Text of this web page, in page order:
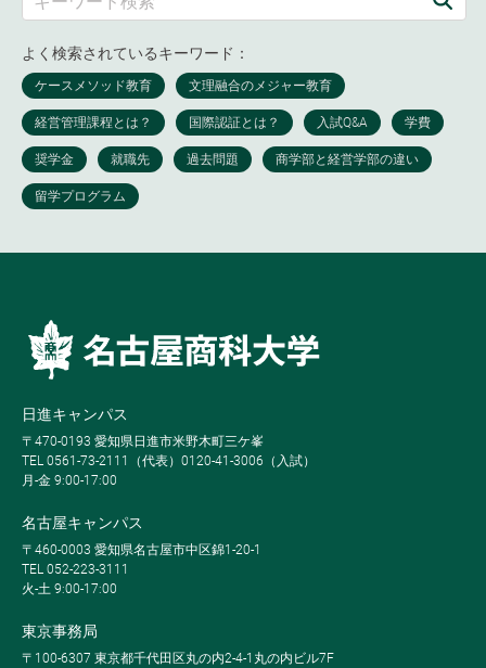
よく検索されているキーワード：
日進キャンパス
〒470-0193 愛知県日進市米野木町三ケ峯
TEL 0561-73-2111（代表）0120-41-3006（入試）
月-金 9:00-17:00
名古屋キャンパス
〒460-0003 愛知県名古屋市中区錦1-20-1
TEL 052-223-3111
火-土 9:00-17:00
東京事務局
〒100-6307 東京都千代田区丸の内2-4-1丸の内ビル7F